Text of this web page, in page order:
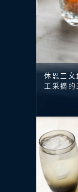
休恩三文
工采摘